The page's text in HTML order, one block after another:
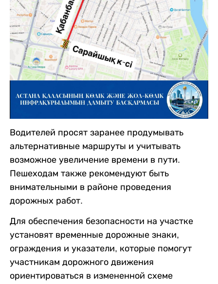
Водителей просят заранее продумывать
альтернативные маршруты и учитывать
возможное увеличение времени в пути.
Пешеходам также рекомендуют быть
внимательными в районе проведения
дорожных работ.
Для обеспечения безопасности на участке
установят временные дорожные знаки,
ограждения и указатели, которые помогут
участникам дорожного движения
ориентироваться в измененной схеме